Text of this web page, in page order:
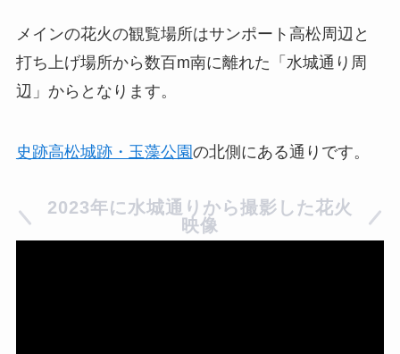
メインの花火の観覧場所はサンポート高松周辺と
打ち上げ場所から数百m南に離れた「水城通り周
辺」からとなります。
史跡高松城跡・玉藻公園の北側にある通りです。
2023年に水城通りから撮影した花火
映像